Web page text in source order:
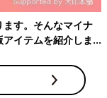
す。そんなマイナ
イテムを紹介しま